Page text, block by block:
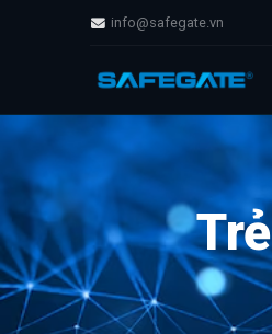
info@safegate.vn